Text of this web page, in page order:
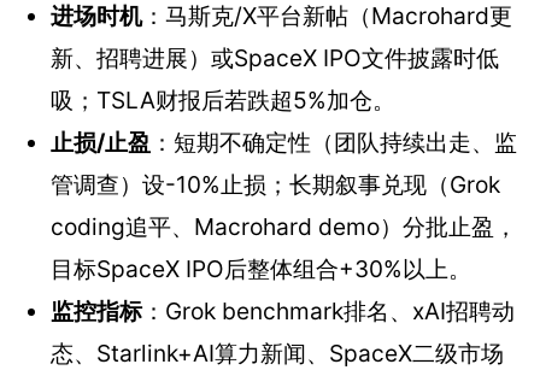
进场时机：马斯克/X平台新帖（Macrohard更
新、招聘进展）或SpaceX IPO文件披露时低
吸；TSLA财报后若跌超5%加仓。
止损/止盈 ：短期不确定性（团队持续出走、监
管调查）设-10%止损；长期叙事兑现（Grok
coding追平、Macrohard demo）分批止盈，
目标SpaceX IPO后整体组合+30%以上。
监控指标：Grok benchmark排名、xAI招聘动
态、Starlink+AI算力新闻、SpaceX二级市场